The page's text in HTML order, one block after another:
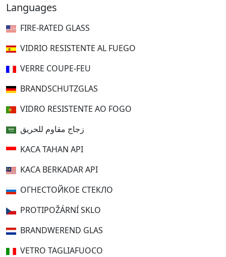
Languages
FIRE-RATED GLASS
VIDRIO RESISTENTE AL FUEGO
VERRE COUPE-FEU
BRANDSCHUTZGLAS
VIDRO RESISTENTE AO FOGO
زجاج مقاوم للحريق
KACA TAHAN API
KACA BERKADAR API
ОГНЕСТОЙКОЕ СТЕКЛО
PROTIPOŽÁRNÍ SKLO
BRANDWEREND GLAS
VETRO TAGLIAFUOCO